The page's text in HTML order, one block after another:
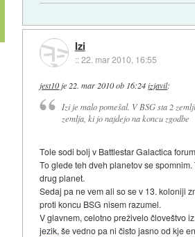
Izi
::22. mar 2010, 16:55
jest10je22. mar 2010 ob 16:24 izjavil:
Izi je malo pomešal. V BSG sta 2
zemlja, ki jo najdejo na koncu zgodbe
Tole sodi bolj v Battlestar Galactica
To glede teh dveh planetov se
drug planet.
Sedaj pa ne vem ali so se v 13. koloniji
proti koncu BSG nisem razumel.
V glavnem, celotno preživelo človeštvo
jezik, še vedno pa ni čisto jasno od kje